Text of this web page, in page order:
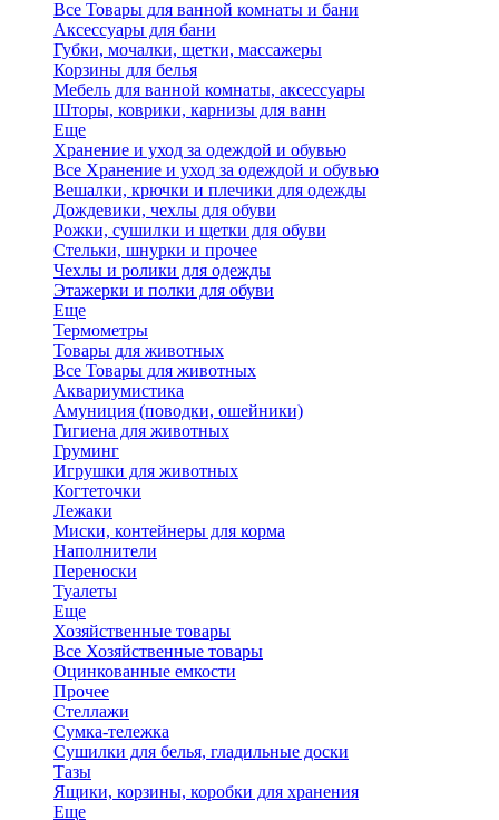
Все Товары для ванной комнаты и бани
Аксессуары для бани
Губки, мочалки, щетки, массажеры
Корзины для белья
Мебель для ванной комнаты, аксессуары
Шторы, коврики, карнизы для ванн
Еще
Хранение и уход за одеждой и обувью
Все Хранение и уход за одеждой и обувью
Вешалки, крючки и плечики для одежды
Дождевики, чехлы для обуви
Рожки, сушилки и щетки для обуви
Стельки, шнурки и прочее
Чехлы и ролики для одежды
Этажерки и полки для обуви
Еще
Термометры
Товары для животных
Все Товары для животных
Аквариумистика
Амуниция (поводки, ошейники)
Гигиена для животных
Груминг
Игрушки для животных
Когтеточки
Лежаки
Миски, контейнеры для корма
Наполнители
Переноски
Туалеты
Еще
Хозяйственные товары
Все Хозяйственные товары
Оцинкованные емкости
Прочее
Стеллажи
Сумка-тележка
Сушилки для белья, гладильные доски
Тазы
Ящики, корзины, коробки для хранения
Еще